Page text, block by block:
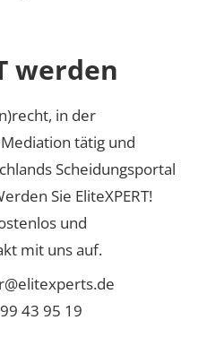
werden
in der
tätig und
Scheidungsportal
Sie EliteXPERT!
und
mit uns auf.
43 95 19